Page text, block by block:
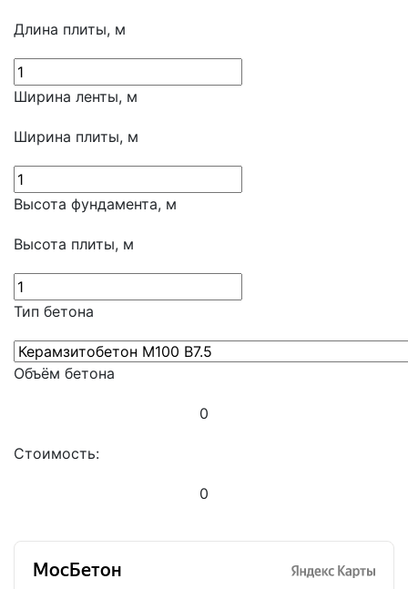
Длина плиты, м
Ширина ленты, м
Ширина плиты, м
Высота фундамента, м
Высота плиты, м
Тип бетона
Объём бетона
0
Стоимость:
0